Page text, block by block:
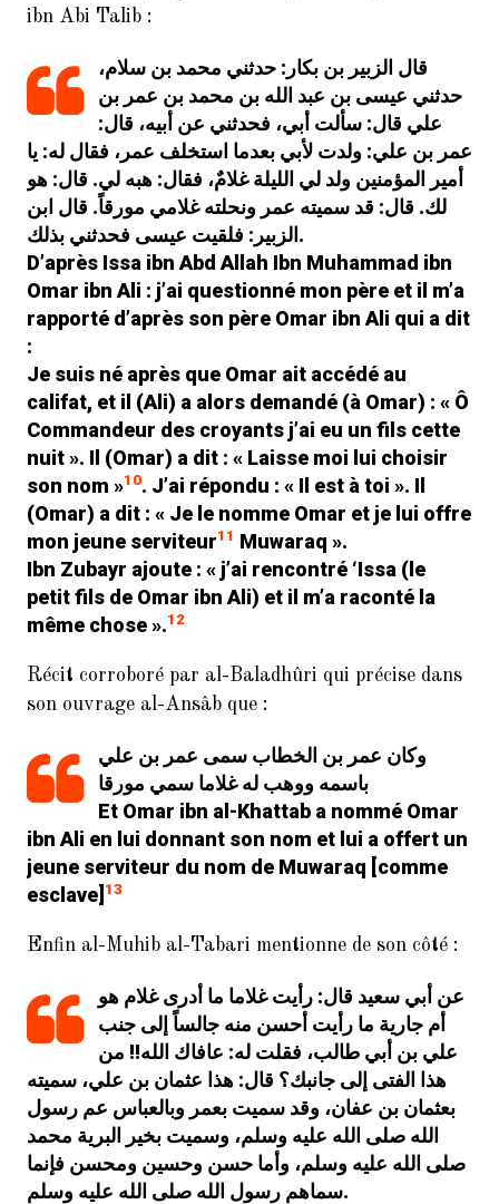
ibn Abi Talib :
قال الزبير بن بكار: حدثني محمد بن سلام،
حدثني عيسى بن عبد الله بن محمد بن عمر بن
علي قال: سألت أبي، فحدثني عن أبيه، قال:
عمر بن علي: ولدت لأبي بعدما استخلف عمر، فقال له: يا
أمير المؤمنين ولد لي الليلة غلامٌ، فقال: هبه لي. قال: هو
لك. قال: قد سميته عمر ونحلته غلامي مورقاً. قال ابن
الزبير: فلقيت عيسى فحدثني بذلك.
D’après Issa ibn Abd Allah Ibn Muhammad ibn
Omar ibn Ali : j’ai questionné mon père et il m’a
rapporté d’après son père Omar ibn Ali qui a dit
:
Je suis né après que Omar ait accédé au
califat, et il (Ali) a alors demandé (à Omar) : « Ô
Commandeur des croyants j’ai eu un fils cette
nuit ». Il (Omar) a dit : « Laisse moi lui choisir
son nom »10. J’ai répondu : « Il est à toi ». Il
(Omar) a dit : « Je le nomme Omar et je lui offre
mon jeune serviteur11 Muwaraq ».
Ibn Zubayr ajoute : « j’ai rencontré ‘Issa (le
petit fils de Omar ibn Ali) et il m’a raconté la
même chose ».12
Récit corroboré par al-Baladhûri qui précise dans
son ouvrage al-Ansâb que :
وكان عمر بن الخطاب سمى عمر بن علي
باسمه ووهب له غلاما سمي مورقا
Et Omar ibn al-Khattab a nommé Omar
ibn Ali en lui donnant son nom et lui a offert un
jeune serviteur du nom de Muwaraq [comme
esclave] 13
Enfin al-Muhib al-Tabari mentionne de son côté :
عن أبي سعيد قال: رأيت غلاما ما أدرى غلام هو
أم جارية ما رأيت أحسن منه جالساً إلى جنب
علي بن أبي طالب، فقلت له: عافاك الله!! من
هذا الفتى إلى جانبك؟ قال: هذا عثمان بن علي، سميته
بعثمان بن عفان، وقد سميت بعمر وبالعباس عم رسول
الله صلى الله عليه وسلم، وسميت بخير البرية محمد
صلى الله عليه وسلم، وأما حسن وحسين ومحسن فإنما
سماهم رسول الله صلى الله عليه وسلم.